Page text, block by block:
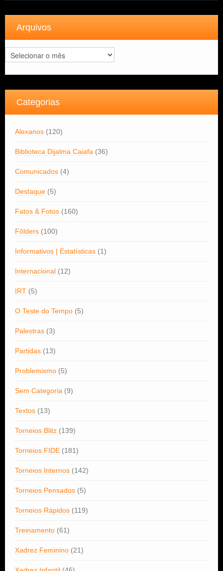
Arquivos
Arquivos
Categorias
Alexanos (120)
Biblioteca Dijalma Caiafa (36)
Comunicados (4)
Destaque (5)
Fatos & Fotos (160)
Fôlders (100)
Informativos | Estatísticas (1)
Internacional (12)
IRT (5)
O Teste do Tempo (5)
Palestras (3)
Partidas (13)
Problemismo (5)
Sem Categoria (9)
Textos (13)
Torneios Blitz (139)
Torneios FIDE (181)
Torneios Internos (142)
Torneios Pensados (5)
Torneios Rápidos (119)
Treinamento (61)
Xadrez Feminino (21)